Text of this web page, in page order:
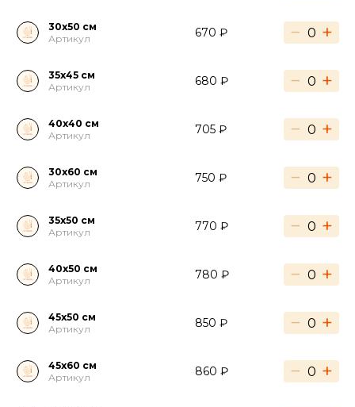
30х50 см
Артикул
670 ₽ − +
35х45 см
Артикул
680 ₽ − +
40х40 см
Артикул
705 ₽ − +
30х60 см
Артикул
750 ₽ − +
35х50 см
Артикул
770 ₽ − +
40х50 см
Артикул
780 ₽ − +
45х50 см
Артикул
850 ₽ − +
45х60 см
Артикул
860 ₽ − +